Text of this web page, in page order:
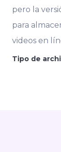
pero la
para
videos en
Tipo de